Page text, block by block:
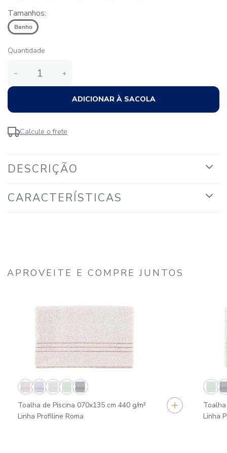
Tamanhos:
Banho
Quantidade
＋
－
ADICIONAR À SACOLA
Calcule o frete
DESCRIÇÃO
CARACTERÍSTICAS
APROVEITE E COMPRE JUNTOS
Toalha de Piscina 070x135 cm 440 g/m²
Linha Profiline Roma
Linha